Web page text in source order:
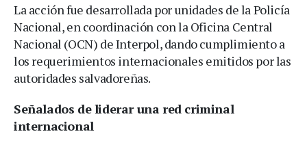
La acción fue desarrollada por unidades de la Policía
Nacional, en coordinación con la Oficina Central
Nacional (OCN) de Interpol, dando cumplimiento a
los requerimientos internacionales emitidos por las
autoridades salvadoreñas.
Señalados de liderar una red criminal
internacional